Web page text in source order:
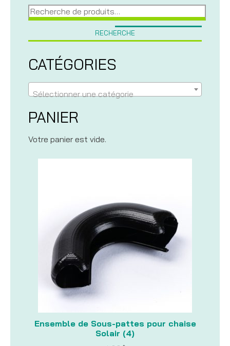
Recherche
pour :
RECHERCHE
CATÉGORIES
Sélectionner une catégorie
PANIER
Votre panier est vide.
Ensemble de Sous-pattes pour chaise
Solair (4)